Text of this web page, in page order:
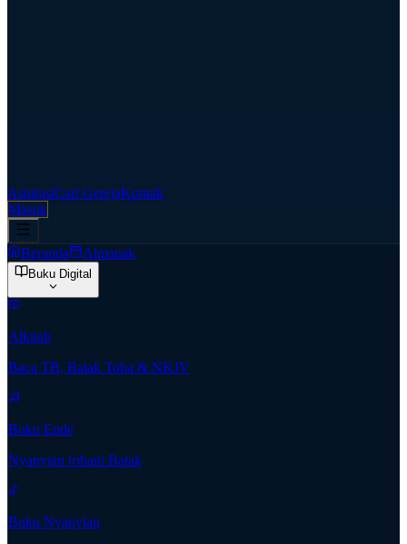
AspirasiCari GerejaKontak
Masuk
Beranda Almanak
Buku Digital
Alkitab
Baca TB, Batak Toba & NKJV
Buku Ende
Nyanyian rohani Batak
Buku Nyanyian